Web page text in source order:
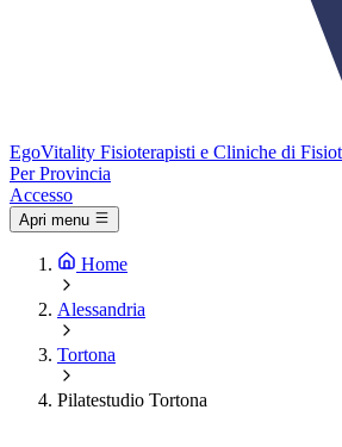
EgoVitality Fisioterapisti e Cliniche di
Per Provincia
Accesso
Apri menu
Home
Alessandria
Tortona
Pilatestudio Tortona